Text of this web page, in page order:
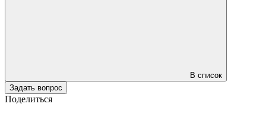
В список
Задать вопрос
Поделиться